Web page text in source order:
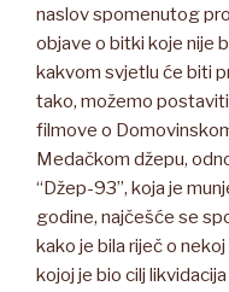
naslov spomenutog
objave o bitki koje nije
kakvom svjetlu će biti
tako, možemo
filmove o
Medačkom džepu,
“Džep-93”, koja je
godine, najčešće se
kako je bila riječ o
kojoj je bio cilj